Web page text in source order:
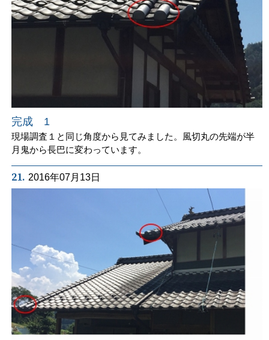
完成 1
現場調査１と同じ角度から見てみました。風切丸の先端が半
月鬼から長巴に変わっています。
21. 2016年07月13日